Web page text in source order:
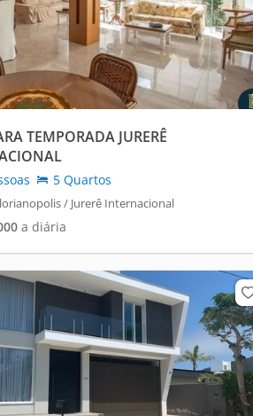
TEMPORADA JURERÊ
5 Quartos
/ Jurerê Internacional
a diária